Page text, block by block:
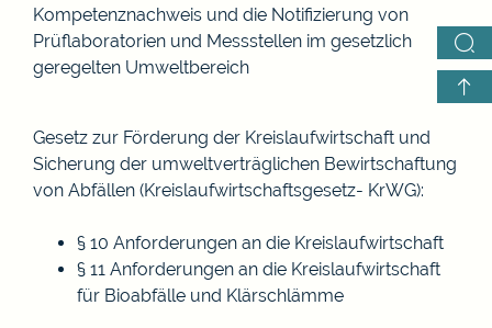
Kompetenznachweis und die Notifizierung von
Prüflaboratorien und Messstellen im gesetzlich
geregelten Umweltbereich
Gesetz zur Förderung der Kreislaufwirtschaft und
Sicherung der umweltverträglichen Bewirtschaftung
von Abfällen (Kreislaufwirtschaftsgesetz- KrWG):
§ 10 Anforderungen an die Kreislaufwirtschaft
§ 11 Anforderungen an die Kreislaufwirtschaft
für Bioabfälle und Klärschlämme